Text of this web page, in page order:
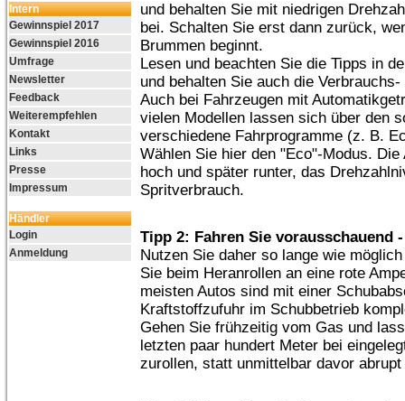
Intern
Gewinnspiel 2017
Gewinnspiel 2016
Umfrage
Newsletter
Feedback
Weiterempfehlen
Kontakt
Links
Presse
Impressum
Händler
Login
Anmeldung
und behalten Sie mit niedrigen
bei. Schalten Sie erst dann zurück,
Brummen beginnt.
Lesen und beachten Sie die Tipps in
und behalten Sie auch die
Auch bei Fahrzeugen mit
vielen Modellen lassen sich über den
verschiedene Fahrprogramme (z. B.
Wählen Sie hier den "Eco"-Modus.
hoch und später runter, das
Spritverbrauch.
Tipp 2: Fahren Sie vorausschauend
Nutzen Sie daher so lange wie
Sie beim Heranrollen an eine rote
meisten Autos sind mit einer
Kraftstoffzufuhr im Schubbetrieb
Gehen Sie frühzeitig vom Gas und
letzten paar hundert Meter bei
zurollen, statt unmittelbar davor